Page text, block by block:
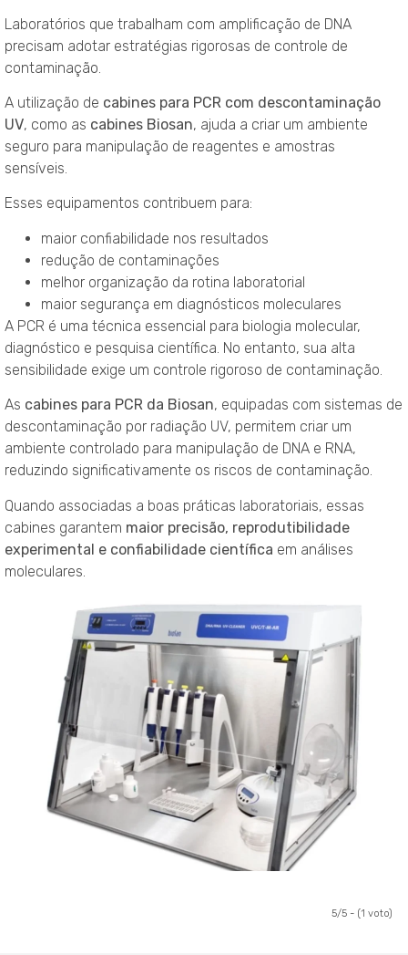
Laboratórios que trabalham com amplificação de DNA
precisam adotar estratégias rigorosas de controle de
contaminação.
A utilização de cabines para PCR com descontaminação
UV, como as cabines Biosan, ajuda a criar um ambiente
seguro para manipulação de reagentes e amostras
sensíveis.
Esses equipamentos contribuem para:
maior confiabilidade nos resultados
redução de contaminações
melhor organização da rotina laboratorial
maior segurança em diagnósticos moleculares
A PCR é uma técnica essencial para biologia molecular,
diagnóstico e pesquisa científica. No entanto, sua alta
sensibilidade exige um controle rigoroso de contaminação.
As cabines para PCR da Biosan, equipadas com sistemas de
descontaminação por radiação UV, permitem criar um
ambiente controlado para manipulação de DNA e RNA,
reduzindo significativamente os riscos de contaminação.
Quando associadas a boas práticas laboratoriais, essas
cabines garantem maior precisão, reprodutibilidade
experimental e confiabilidade científica em análises
moleculares.
5/5 - (1 voto)